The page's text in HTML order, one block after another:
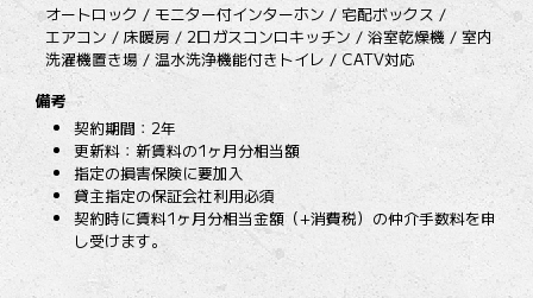
オートロック / モニター付インターホン / 宅配ボックス /
エアコン / 床暖房 / 2口ガスコンロキッチン / 浴室乾燥機 / 室内
洗濯機置き場 / 温水洗浄機能付きトイレ / CATV対応
備考
契約期間：2年
更新料：新賃料の1ヶ月分相当額
指定の損害保険に要加入
貸主指定の保証会社利用必須
契約時に賃料1ヶ月分相当金額（+消費税）の仲介手数料を申
し受けます。